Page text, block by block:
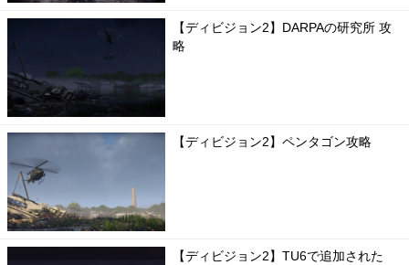
【ディビジョン2】DARPAの研究所 攻
略
【ディビジョン2】ペンタゴン攻略
【ディビジョン2】TU6で追加された